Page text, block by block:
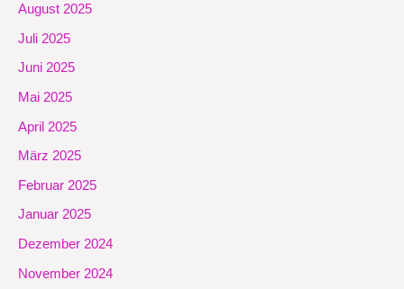
August 2025
Juli 2025
Juni 2025
Mai 2025
April 2025
März 2025
Februar 2025
Januar 2025
Dezember 2024
November 2024